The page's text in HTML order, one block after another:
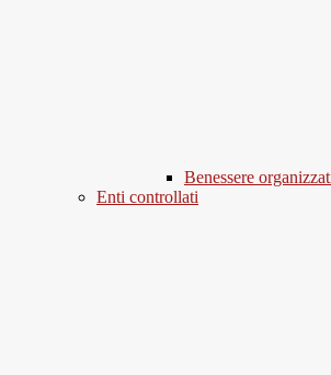
Benessere
Enti controllati